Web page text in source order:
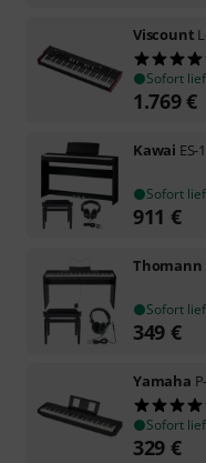
Viscount
Sofort
1.769€
Kawai
Sofort
911 €
Thomann
Sofort
349 €
Yamaha
Sofort
329 €